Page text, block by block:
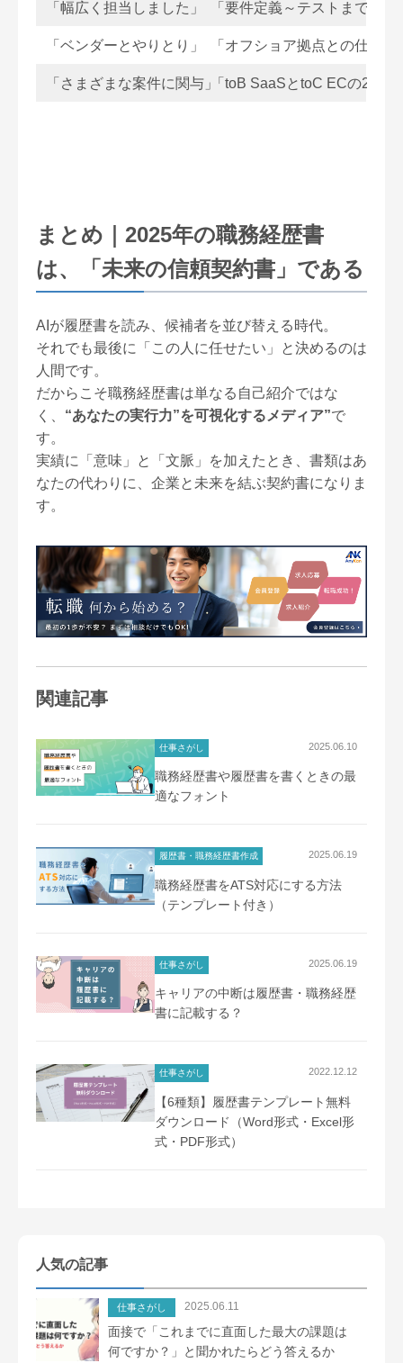
「幅広く担当しました」 「要件定義～テストまで5工
「ベンダーとやりとり」 「オフショア拠点との仕様
「さまざまな案件に関与」 「toB SaaSとtoC ECの2領
まとめ｜2025年の職務経歴書
は、「未来の信頼契約書」である
AIが履歴書を読み、候補者を並び替える時代。
それでも最後に「この人に任せたい」と決めるのは
人間です。
だからこそ職務経歴書は単なる自己紹介ではな
く、 “あなたの実行力”を可視化するメディア”で
す。
実績に「意味」と「文脈」を加えたとき、書類はあ
なたの代わりに、企業と未来を結ぶ契約書になりま
す。
関連記事
仕事さがし 2025.06.10
職務経歴書や履歴書を書くときの最
適なフォント
履歴書・職務経歴書作成 2025.06.19
職務経歴書をATS対応にする方法
（テンプレート付き）
仕事さがし 2025.06.19
キャリアの中断は履歴書・職務経歴
書に記載する？
仕事さがし 2022.12.12
【6種類】履歴書テンプレート無料
ダウンロード（Word形式・Excel形
式・PDF形式）
人気の記事
仕事さがし 2025.06.11
面接で「これまでに直面した最大の課題は
何ですか？」と聞かれたらどう答えるか